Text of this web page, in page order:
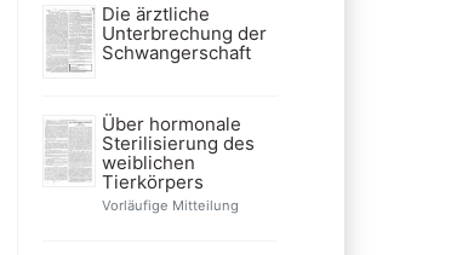
Die ärztliche
Unterbrechung der
Schwangerschaft
Über hormonale
Sterilisierung des
weiblichen
Tierkörpers
Vorläufige Mitteilung